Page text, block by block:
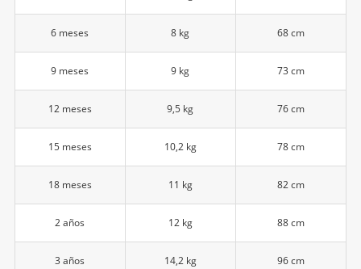
6 meses 8 kg 68 cm
9 meses 9 kg 73 cm
12 meses 9,5 kg 76 cm
15 meses 10,2 kg 78 cm
18 meses 11 kg 82 cm
2 años 12 kg 88 cm
3 años 14,2 kg 96 cm